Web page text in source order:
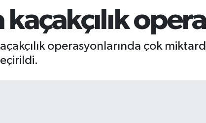
operasyonlarında çok